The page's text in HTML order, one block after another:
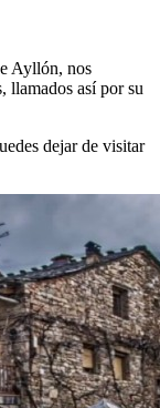
Ayllón, nos
llamados así por su
dejar de visitar